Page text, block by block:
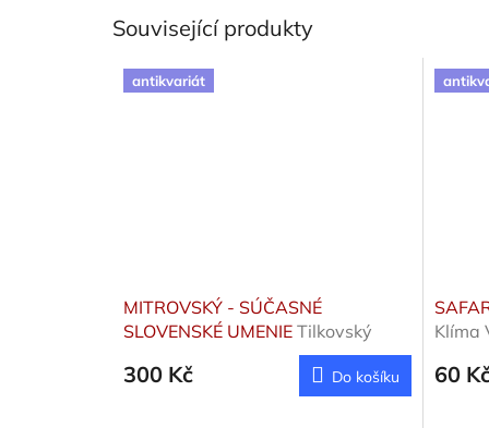
Související produkty
antikvariát
MITROVSKÝ - SÚČASNÉ
SLOVENSKÉ UMENIE Tilkovský
300 Kč Do košíku
Klíma
60